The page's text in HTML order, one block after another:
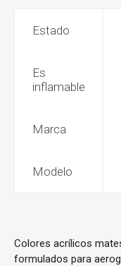
Estado
Es
inflamable
Marca
Modelo
Colores acrílicos
formulados para